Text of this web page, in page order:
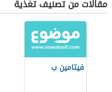
مقالات من تصنيف تغذية
فيتامين ب